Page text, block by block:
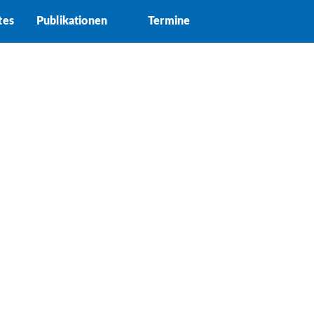
Publikationen Termine